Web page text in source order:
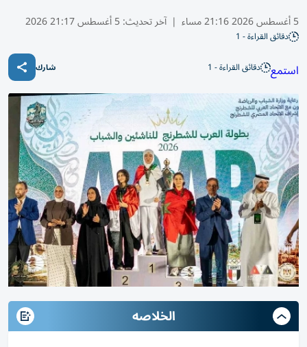
5 أغسطس 2026 21:16 مساء | آخر تحديث:5 أغسطس 21:17 2026
دقائق القراءة - 1
استمع دقائق القراءة - 1 شارك
الخلاصه